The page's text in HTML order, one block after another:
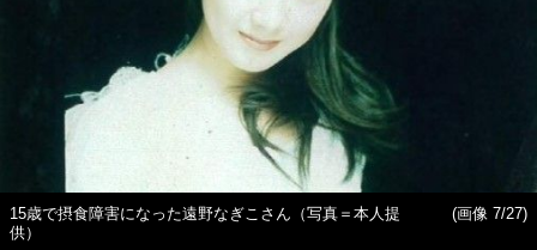
15歳で摂食障害になった遠野なぎこさん（写真＝本人提
供）
(画像 7/27)